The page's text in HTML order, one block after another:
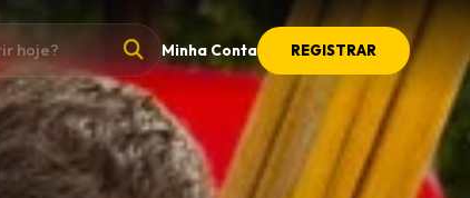
Minha Conta REGISTRAR